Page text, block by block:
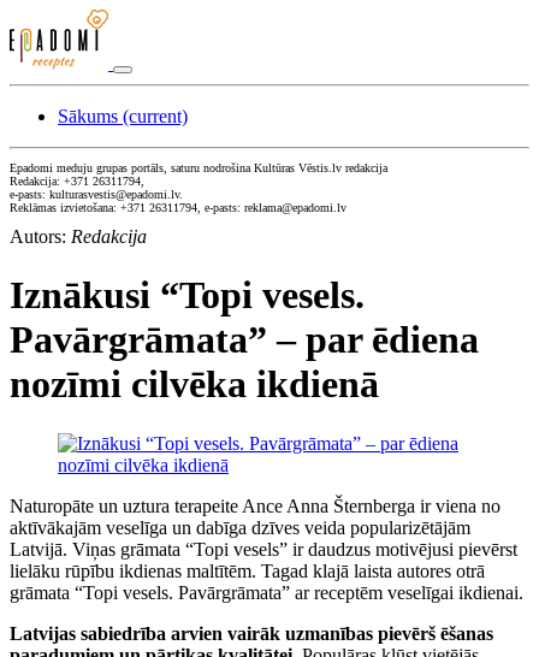
Sākums (current)
Epadomi meduju grupas portāls, saturu nodrošina Kultūras Vēstis.lv redakcija
Redakcija: +371 26311794,
e-pasts: kulturasvestis@epadomi.lv.
Reklāmas izvietošana: +371 26311794, e-pasts: reklama@epadomi.lv
Autors: Redakcija
Iznākusi “Topi vesels.
Pavārgrāmata” – par ēdiena
nozīmi cilvēka ikdienā
Naturopāte un uztura terapeite Ance Anna Šternberga ir viena no
aktīvākajām veselīga un dabīga dzīves veida popularizētājām
Latvijā. Viņas grāmata “Topi vesels” ir daudzus motivējusi pievērst
lielāku rūpību ikdienas maltītēm. Tagad klajā laista autores otrā
grāmata “Topi vesels. Pavārgrāmata” ar receptēm veselīgai ikdienai.
Latvijas sabiedrība arvien vairāk uzmanības pievērš ēšanas